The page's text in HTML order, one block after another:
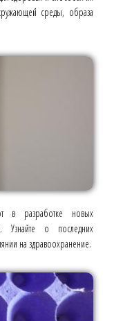
среды, образа
в разработке новых
Узнайте о последних
на здравоохранение.